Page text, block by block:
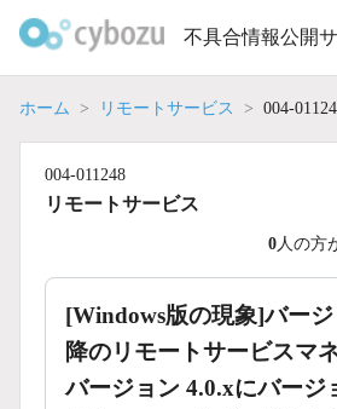
不具合情報公開
ホーム リモートサービス 004-
004-011248
リモートサービス
0 人の方
[Windows版の現象]バー
降のリモートサービスマ
バージョン 4.0.xにバージ